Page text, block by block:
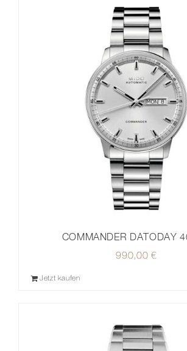
COMMANDER DATODAY
990,00 €
Jetzt kaufen